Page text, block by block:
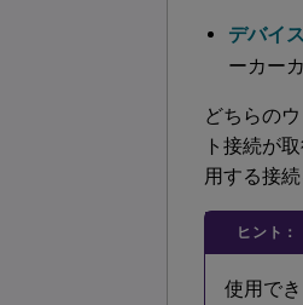
デバイ
ーカー
どちらの
ト接続が
用する接
ヒント：
使用で